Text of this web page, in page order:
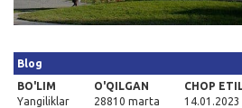
Blog
BO'LIM
Yangiliklar
O'QILGAN
28810 marta
CHOP
14.01.2023